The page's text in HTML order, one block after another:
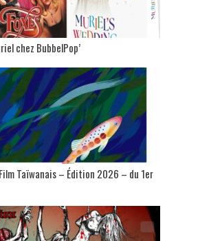
chez BubbelPop’
Taïwanais – Édition 2026 – du 1er